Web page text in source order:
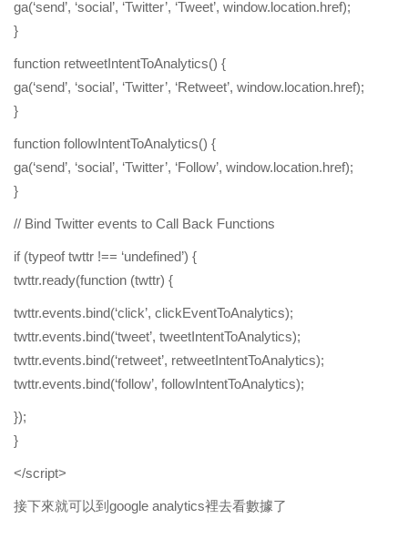
ga(‘send’, ‘social’, ‘Twitter’, ‘Tweet’, window.location.href);
}
function retweetIntentToAnalytics() {
ga(‘send’, ‘social’, ‘Twitter’, ‘Retweet’, window.location.href);
}
function followIntentToAnalytics() {
ga(‘send’, ‘social’, ‘Twitter’, ‘Follow’, window.location.href);
}
// Bind Twitter events to Call Back Functions
if (typeof twttr !== ‘undefined’) {
twttr.ready(function (twttr) {
twttr.events.bind(‘click’, clickEventToAnalytics);
twttr.events.bind(‘tweet’, tweetIntentToAnalytics);
twttr.events.bind(‘retweet’, retweetIntentToAnalytics);
twttr.events.bind(‘follow’, followIntentToAnalytics);
});
}
</script>
接下來就可以到google analytics裡去看數據了